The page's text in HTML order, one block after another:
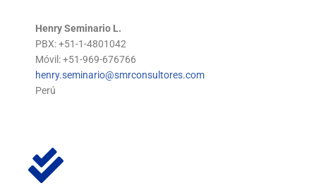
Henry Seminario L.
PBX: +51-1-4801042
Móvil: +51-969-676766
henry.seminario@smrconsultores.com
Perú